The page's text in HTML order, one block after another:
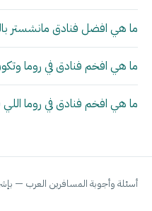
ما هي افضل فنادق مانشستر
ما هي افخم فنادق في روما
ما هي افخم فنادق في روما
أسئلة وأجوبة المسافرين العرب —